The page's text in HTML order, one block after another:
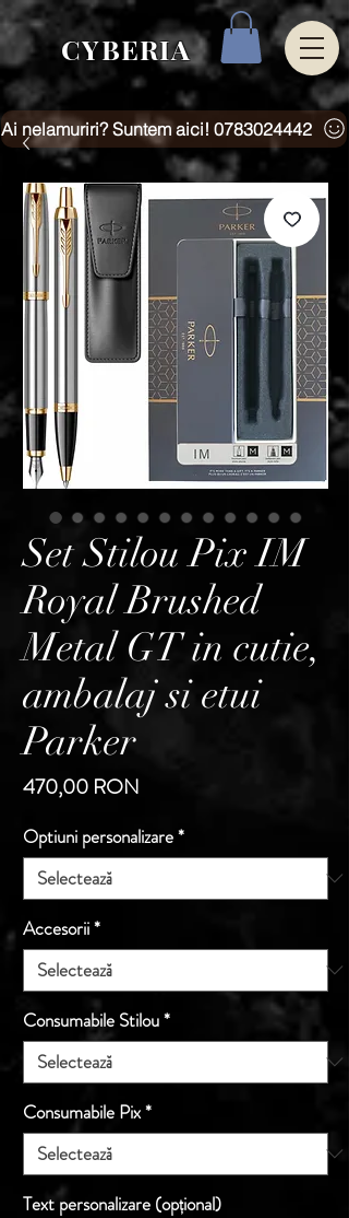
CYBERIA
Ai nelamuriri? Suntem aici! 0783024442
Set Stilou Pix IM
Royal Brushed
Metal GT in cutie,
ambalaj si etui
Parker
470,00 RON
Optiuni personalizare*
Accesorii*
Consumabile Stilou*
Consumabile Pix*
Text personalizare (opțional)